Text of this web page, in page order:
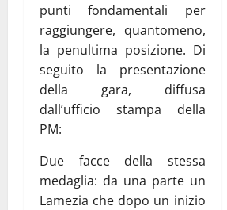
punti fondamentali per
raggiungere, quantomeno,
la penultima posizione. Di
seguito la presentazione
della gara, diffusa
dall’ufficio stampa della
PM:
Due facce della stessa
medaglia: da una parte un
Lamezia che dopo un inizio